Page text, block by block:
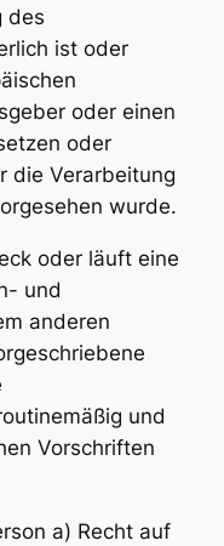
des
ist oder
oder einen
oder
die Verarbeitung
wurde.
oder läuft eine
und
anderen
und
Vorschriften
a) Recht auf